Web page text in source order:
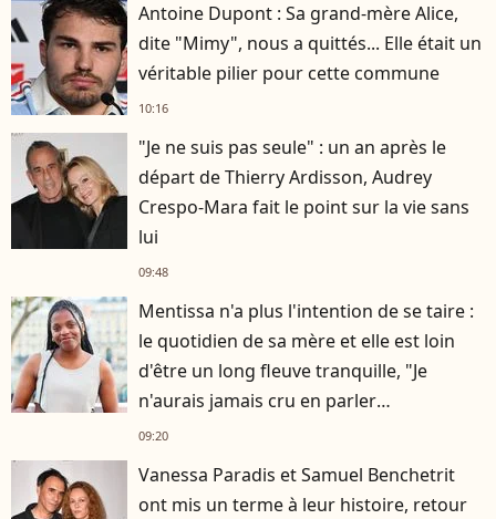
Antoine Dupont : Sa grand-mère Alice,
dite "Mimy", nous a quittés... Elle était un
véritable pilier pour cette commune
10:16
"Je ne suis pas seule" : un an après le
départ de Thierry Ardisson, Audrey
Crespo-Mara fait le point sur la vie sans
lui
09:48
Mentissa n'a plus l'intention de se taire :
le quotidien de sa mère et elle est loin
d'être un long fleuve tranquille, "Je
n'aurais jamais cru en parler
publiquement"
09:20
Vanessa Paradis et Samuel Benchetrit
ont mis un terme à leur histoire, retour